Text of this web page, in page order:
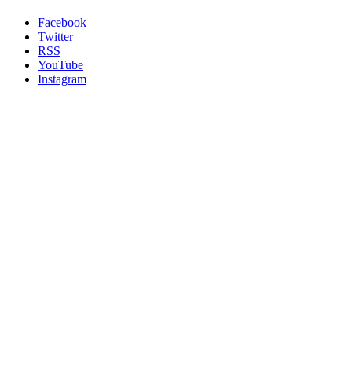
Facebook
Twitter
RSS
YouTube
Instagram